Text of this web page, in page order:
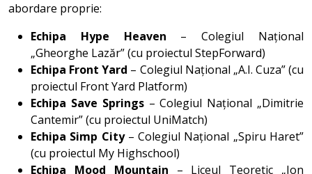
abordare proprie:
Echipa Hype Heaven – Colegiul Național
„Gheorghe Lazăr” (cu proiectul StepForward)
Echipa Front Yard – Colegiul Național „A.I. Cuza” (cu
proiectul Front Yard Platform)
Echipa Save Springs– Colegiul Național „Dimitrie
Cantemir” (cu proiectul UniMatch)
Echipa Simp City– Colegiul Național „Spiru Haret”
(cu proiectul My Highschool)
Echipa Mood Mountain – Liceul Teoretic „Ion